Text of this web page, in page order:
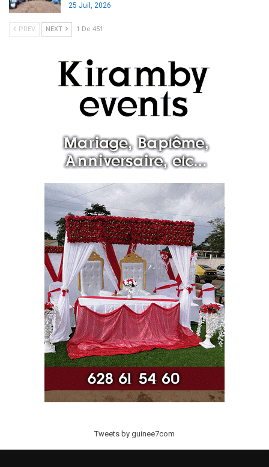
25 Juil, 2026
PREV NEXT 1 De 451
Tweets by guinee7com